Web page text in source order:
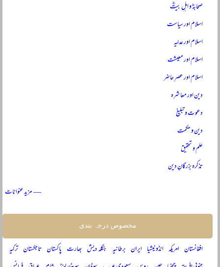
صحابہؓ و اہلِ بیتؓ
اسلام اور سیاست
اسلام اور عدلیہ
اسلام اور معیشت
اسلام اور عصرِ حاضر
دین اور معاشرہ
دعوت و تبلیغ
دین و حکمت
علم و تحقیق
تذکرہ بزرگانِ دین
— مزید عنوانات
مخصوص درجہ بندی
افغانستان امریکہ انڈونیشیا ایران برطانیہ بنگلہ دیش بھارت پاکستان تاجکستان ترکیہ